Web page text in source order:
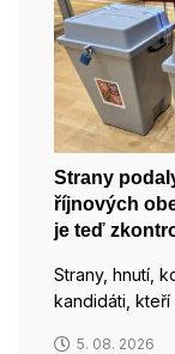
Strany
říjnových
je teď
Strany, hnutí,
kandidáti,
5. 08. 2026